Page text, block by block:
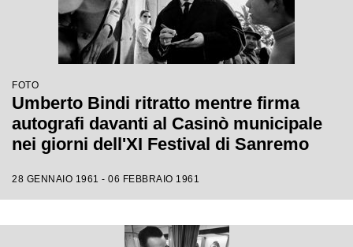
FOTO
Umberto Bindi ritratto mentre firma
autografi davanti al Casinò municipale
nei giorni dell'XI Festival di Sanremo
28 GENNAIO 1961 - 06 FEBBRAIO 1961